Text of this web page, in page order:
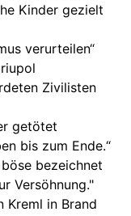
Kinder gezielt
verurteilen“
Zivilisten
getötet
bis zum Ende.“
bezeichnet
Versöhnung."
Kreml in Brand